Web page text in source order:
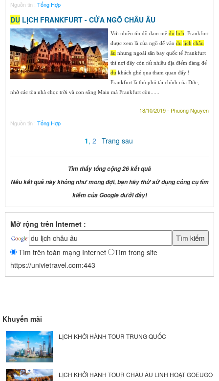
Nguồn tin : Tổng Hợp
DU LỊCH FRANKFURT - CỬA NGÕ CHÂU ÂU
Với nhiều tín đồ đam mê du lịch , Frankfurt
được xem là cửa ngõ để vào du lịch châu
âu nhưng ngoài sân bay quốc tế Frankfurt
thì nơi đây còn rất nhiều địa điểm đáng để
du khách ghé qua tham quan đấy !
Frankfurt là thủ phủ tài chính của Đức,
nhờ các tòa nhà chọc trời và con sông Main mà Frankfurt còn......
18/10/2019 - Phuong Nguyen
Nguồn tin : Tổng Hợp
1, 2 Trang sau
Tìm thấy tổng cộng 26 kết quả
Nếu kết quả này không như mong đợi, bạn hãy thử sử dụng công cụ tìm
kiếm của Google dưới đây!
Mở rộng trên Internet :
Tìm trên toàn mạng Internet
Tìm trong site
https://univietravel.com:443
Khuyến mãi
LỊCH KHỞI HÀNH TOUR TRUNG QUỐC
LỊCH KHỞI HÀNH TOUR CHÂU ÂU LINH HOẠT GOEUGO